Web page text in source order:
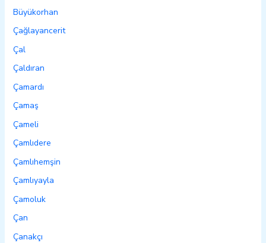
Büyükorhan
Çağlayancerit
Çal
Çaldıran
Çamardı
Çamaş
Çameli
Çamlıdere
Çamlıhemşin
Çamlıyayla
Çamoluk
Çan
Çanakçı